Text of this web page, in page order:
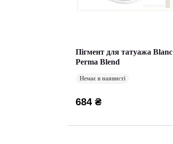
Пігмент для татуажа Blanc
Perma Blend
Немає в наявнсті
684 ₴